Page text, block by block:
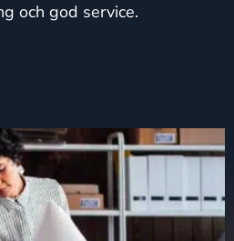
och god service.